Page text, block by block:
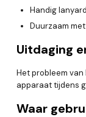
Handig
Duurzaam
Uitdaging
Het probleem
apparaat tijdens
Waar